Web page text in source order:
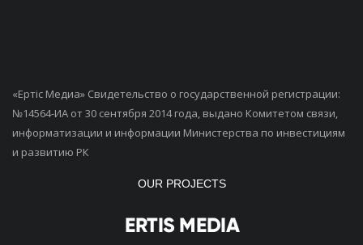
«Ертiс Медиа» Свидетельство о государственной регистрации:
№14564-ИА от 30 сентября 2014 года, выдано Комитетом связи,
информатизации и информации Министерства по инвестициям
и развитию РК
OUR PROJECTS